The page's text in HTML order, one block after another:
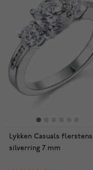
Lykken Casuals flerstens
silverring 7 mm